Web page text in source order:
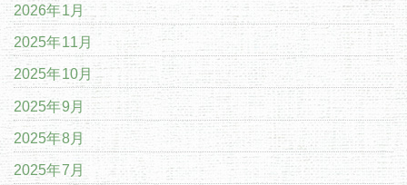
2026年1月
2025年11月
2025年10月
2025年9月
2025年8月
2025年7月